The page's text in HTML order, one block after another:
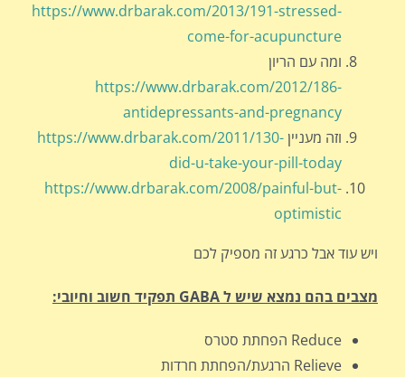
https://www.drbarak.com/2013/191-stressed-
come-for-acupuncture
ומה עם הריון
https://www.drbarak.com/2012/186-
antidepressants-and-pregnancy
וזה מעניין https://www.drbarak.com/2011/130-
did-u-take-your-pill-today
https://www.drbarak.com/2008/painful-but-
optimistic
ויש עוד אבל כרגע זה מספיק לכם
מצבים בהם נמצא שיש לGABA תפקיד חשוב וחיובי:
Reduce הפחתת סטרס
Relieve הרגעת/הפחתת חרדות